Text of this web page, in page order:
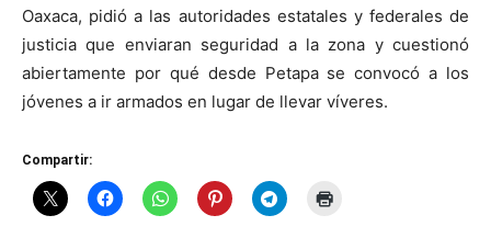
Oaxaca, pidió a las autoridades estatales y federales de
justicia que enviaran seguridad a la zona y cuestionó
abiertamente por qué desde Petapa se convocó a los
jóvenes a ir armados en lugar de llevar víveres.
Compartir: